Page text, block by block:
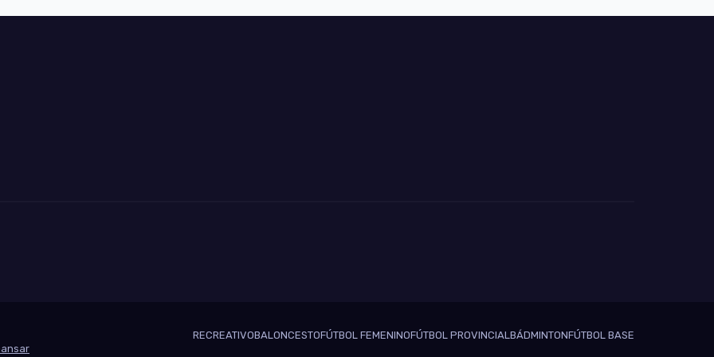
RECREATIVOBALONCESTOFÚTBOL FEMENINOFÚTBOL PROVINCIALBÁDMINTONFÚTBOL BASE